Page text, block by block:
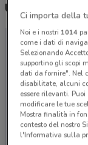
Ultime offerte
Ci importa della
Noi e i nostri 1014
come i dati di
Selezionando
supportino gli scopi
dati da fornire". Nel
disabilitate, alcuni
essere rilevanti.
modificare le tue
Mostra finalità in
contesto del nostro
l'Informativa sulla